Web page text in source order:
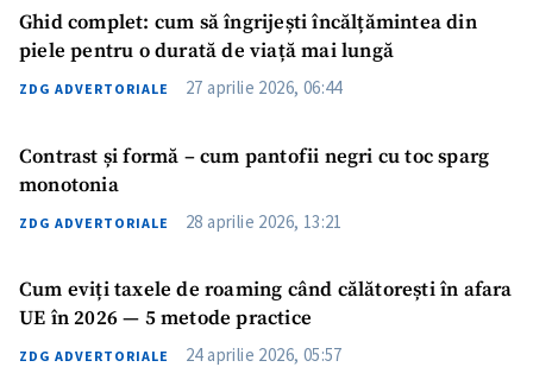
Ghid complet: cum să îngrijești încălțămintea din
piele pentru o durată de viață mai lungă
ZDG ADVERTORIALE 27 aprilie 2026, 06:44
Contrast și formă – cum pantofii negri cu toc sparg
monotonia
ZDG ADVERTORIALE 28 aprilie 2026, 13:21
Cum eviți taxele de roaming când călătorești în afara
UE în 2026 — 5 metode practice
ZDG ADVERTORIALE 24 aprilie 2026, 05:57